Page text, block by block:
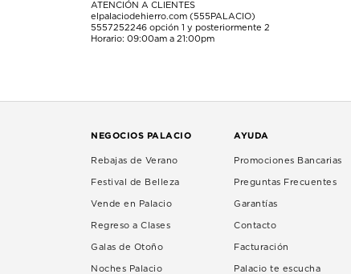
ATENCIÓN A CLIENTES
elpalaciodehierro.com (555PALACIO)
5557252246 opción 1 y posteriormente 2
Horario: 09:00am a 21:00pm
NEGOCIOS PALACIO
Rebajas de Verano
Festival de Belleza
Vende en Palacio
Regreso a Clases
Galas de Otoño
Noches Palacio
AYUDA
Promociones Bancarias
Preguntas Frecuentes
Garantías
Contacto
Facturación
Palacio te escucha